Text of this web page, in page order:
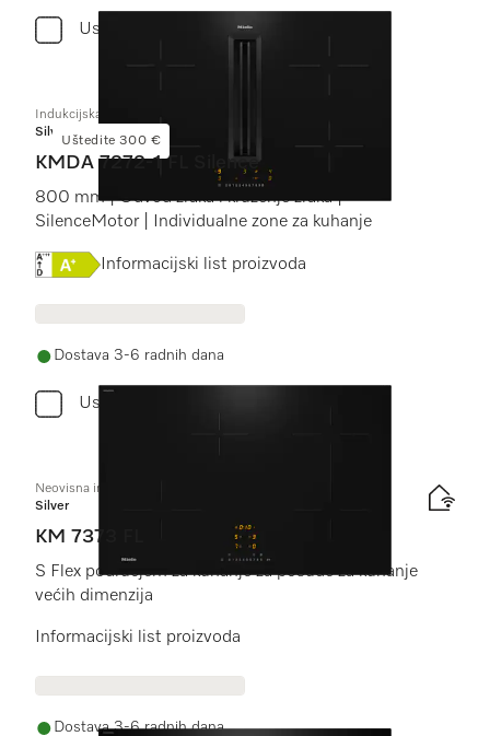
Usporediti
Uštedite 300 €
Indukcijska ploča za kuhanje s integriranom napom
Silver
KMDA 7272-1 FL Silence
800 mm | Odvod zraka i kruženje zraka |
SilenceMotor | Individualne zone za kuhanje
Online Label Flag, Energetska naljepnica
Informacijski list proizvoda
Dostava 3-6 radnih dana
Usporediti
Neovisna indukcijska ploča
Silver
KM 7373 FL
S Flex područjem za kuhanje za posuđe za kuhanje
većih dimenzija
Informacijski list proizvoda
Dostava 3-6 radnih dana